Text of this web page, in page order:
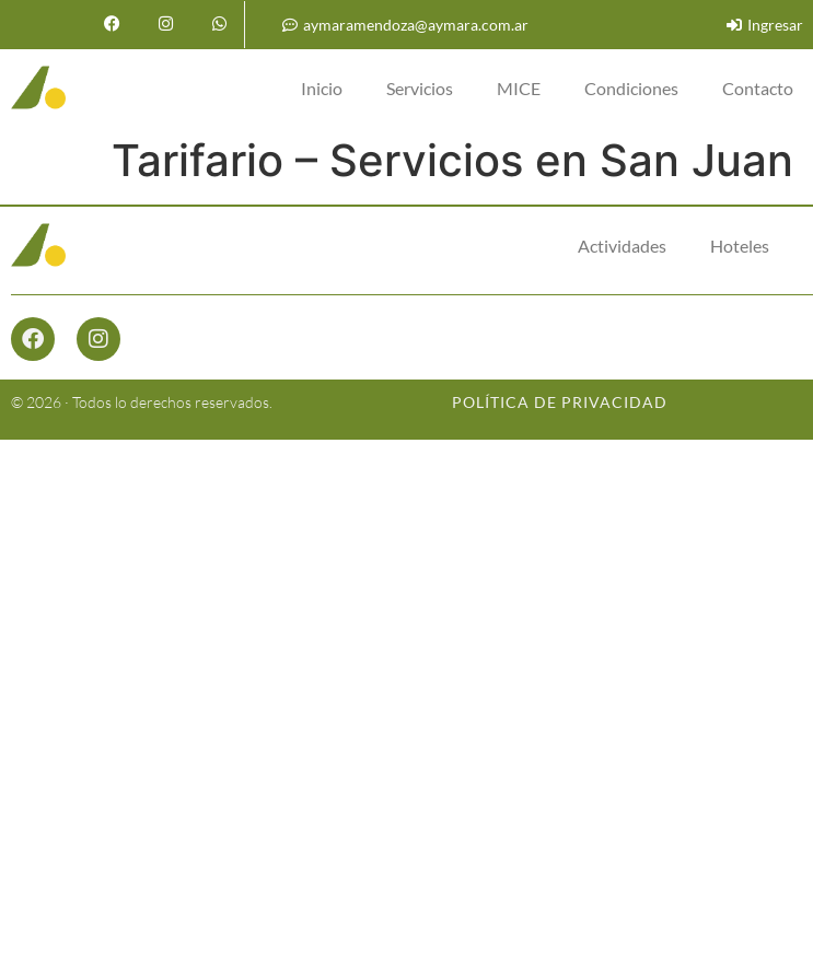
aymaramendoza@aymara.com.ar Ingresar
Inicio Servicios MICE Condiciones Contacto
Tarifario – Servicios en San Juan
Actividades Hoteles
© 2026 · Todos lo derechos reservados. POLÍTICA DE PRIVACIDAD